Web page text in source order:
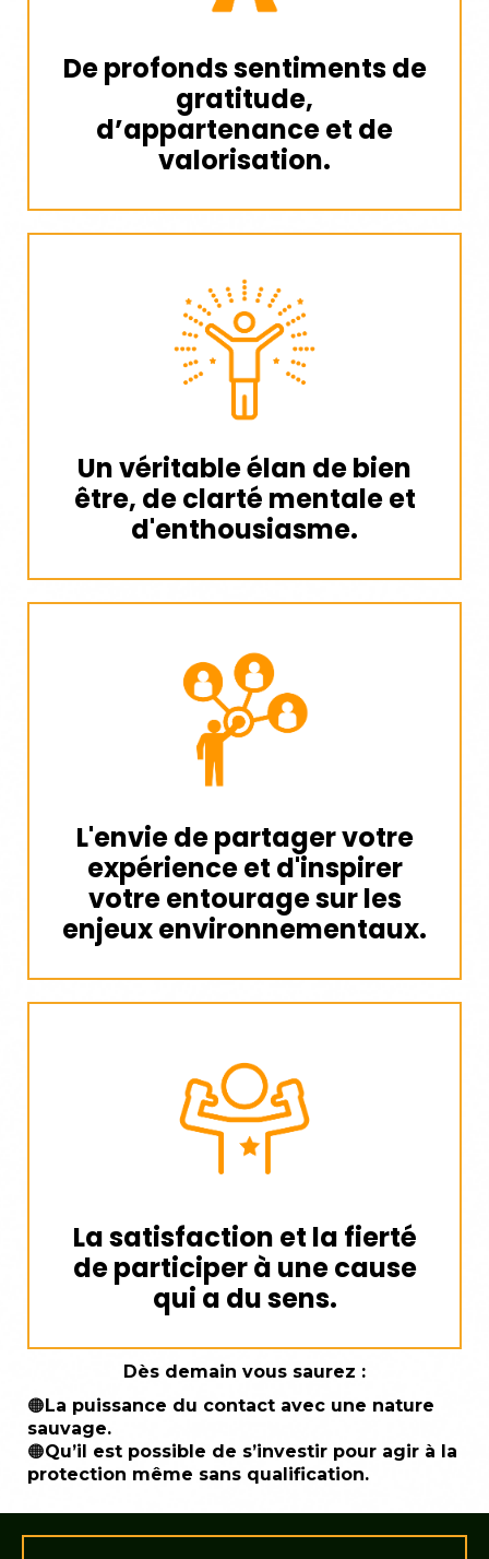
De profonds sentiments de
gratitude,
d’appartenance et de
valorisation.
Un véritable élan de bien
être, de clarté mentale et
d'enthousiasme.
L'envie de partager votre
expérience et d'inspirer
votre entourage sur les
enjeux environnementaux.
La satisfaction et la fierté
de participer à une cause
qui a du sens.
Dès demain vous saurez :
🟠La puissance du contact avec une nature
sauvage.
🟠Qu’il est possible de s’investir pour agir à la
protection même sans qualification.